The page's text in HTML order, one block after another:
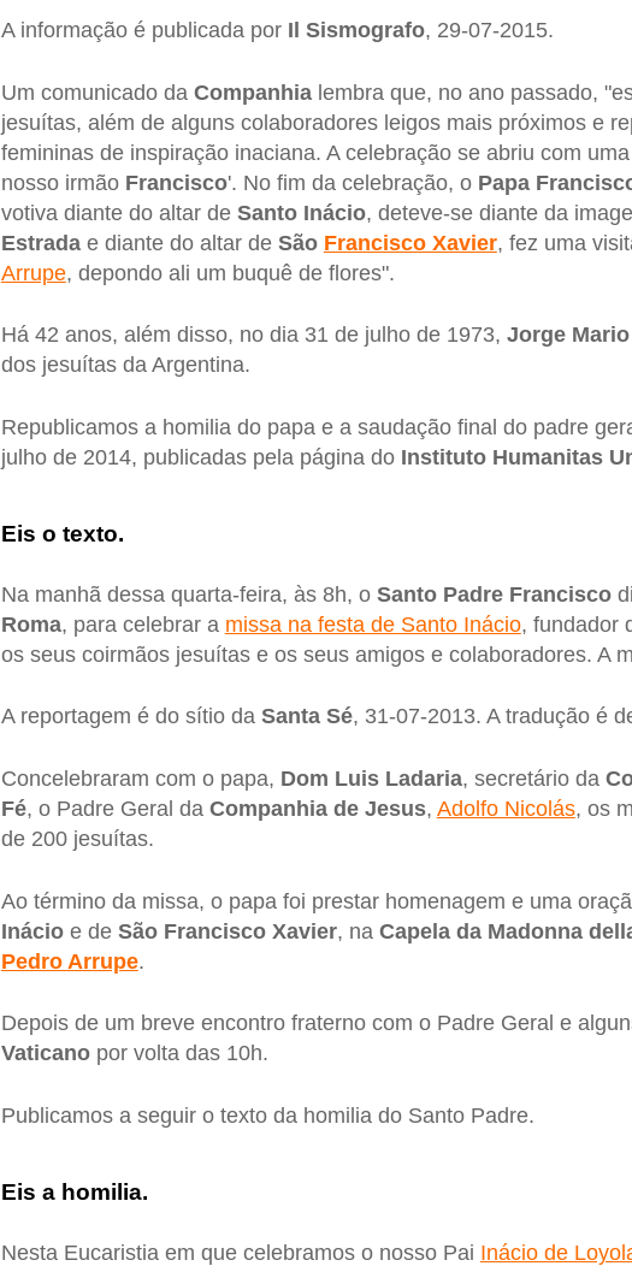
A informação é publicada por Il Sismografo, 29-07-2015.
Um comunicado da Companhialembra que, no ano passado,
jesuítas, além de alguns colaboradores leigos mais próximos e
femininas de inspiração inaciana. A celebração se abriu com
nosso irmão Francisco'. No fim da celebração, o Papa
votiva diante do altar de Santo Inácio, deteve-se diante da
Estradae diante do altar de São Francisco Xavier, fez uma
Arrupe, depondo ali um buquê de flores".
Há 42 anos, além disso, no dia 31 de julho de 1973, Jorge
dos jesuítas da Argentina.
Republicamos a homilia do papa e a saudação final do padre
julho de 2014, publicadas pela página do Instituto Humanitas
Eis o texto.
Na manhã dessa quarta-feira, às 8h, o Santo Padre Francisco
Roma, para celebrar a missa na festa de Santo Inácio, fundador
os seus coirmãos jesuítas e os seus amigos e colaboradores. A
A reportagem é do sítio da Santa Sé, 31-07-2013. A tradução é
Concelebraram com o papa, Dom Luis Ladaria, secretário da
Fé, o Padre Geral da Companhia de Jesus, Adolfo Nicolás, os
de 200 jesuítas.
Ao término da missa, o papa foi prestar homenagem e uma
Inácioe de São Francisco Xavier, na Capela da Madonna
Pedro Arrupe.
Depois de um breve encontro fraterno com o Padre Geral e
Vaticanopor volta das 10h.
Publicamos a seguir o texto da homilia do Santo Padre.
Eis a homilia.
Nesta Eucaristia em que celebramos o nosso Pai Inácio de